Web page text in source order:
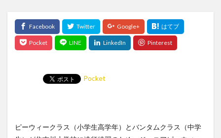
Pocket
ピーウィークラス（小学生高学年）とバンタムクラス（中学